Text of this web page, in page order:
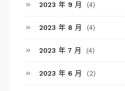
2023 年 9 月 (4)
2023 年 8 月 (4)
2023 年 7 月 (4)
2023 年 6 月 (2)